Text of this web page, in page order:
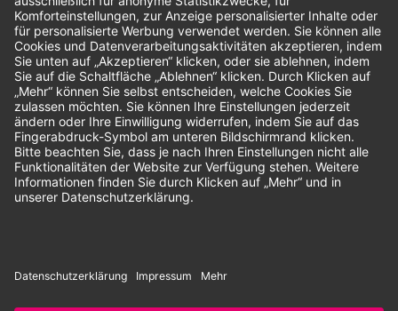
Unsere Zahlungsarten:
Rechnung SEPA-Lastschrift Vorkasse